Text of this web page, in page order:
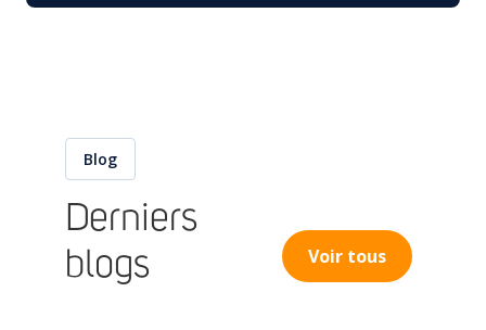
Blog
Derniers
blogs
Voir tous